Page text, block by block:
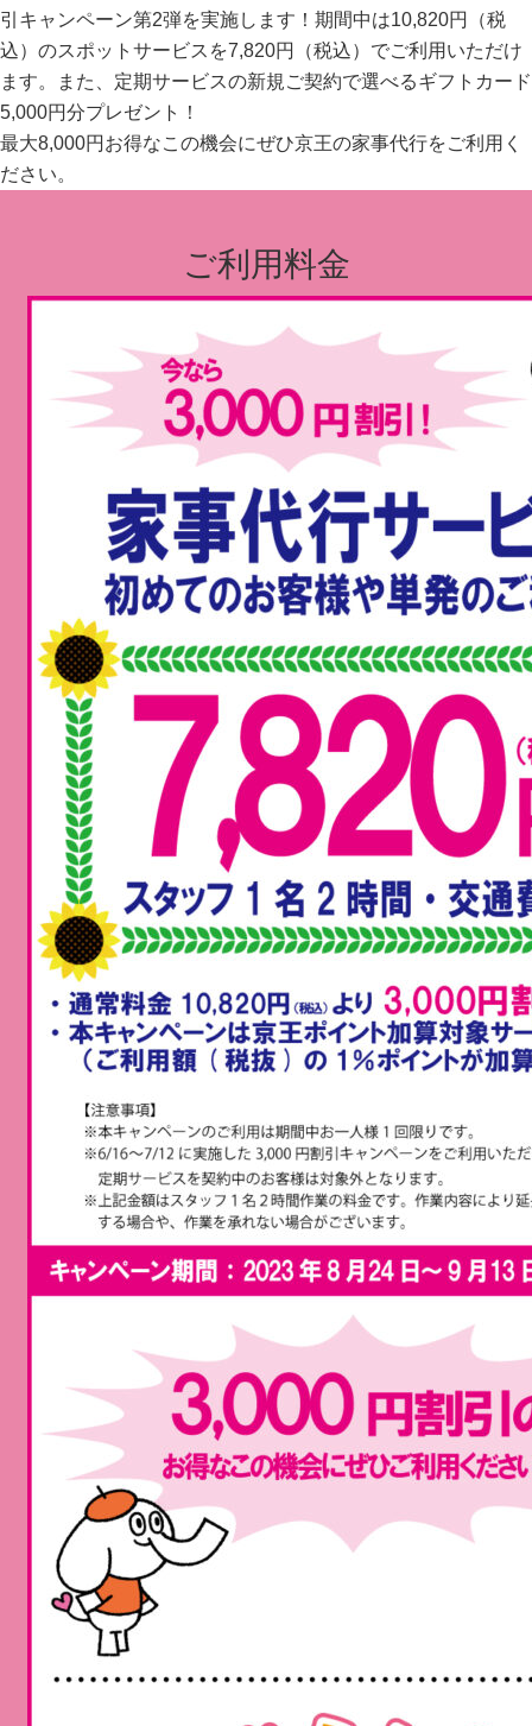
引キャンペーン第2弾を実施します！期間中は10,820円（税
込）のスポットサービスを7,820円（税込）でご利用いただけ
ます。また、定期サービスの新規ご契約で選べるギフトカード
5,000円分プレゼント！
最大8,000円お得なこの機会にぜひ京王の家事代行をご利用く
ださい。
ご利用料金